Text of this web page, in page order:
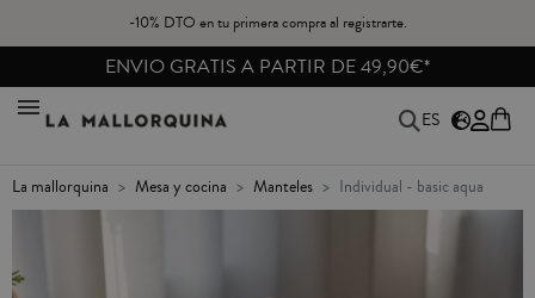
-10% DTO en tu primera compra al registrarte.
ENVIO GRATIS A PARTIR DE 49,90€*
ES
la mallorquina mesa y cocina manteles individual - basic aqua